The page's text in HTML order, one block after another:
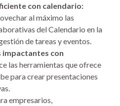
con calendario:
al máximo las
del Calendario en la
de tareas y eventos.
impactantes con
las herramientas que ofrece
para crear presentaciones
empresarios,